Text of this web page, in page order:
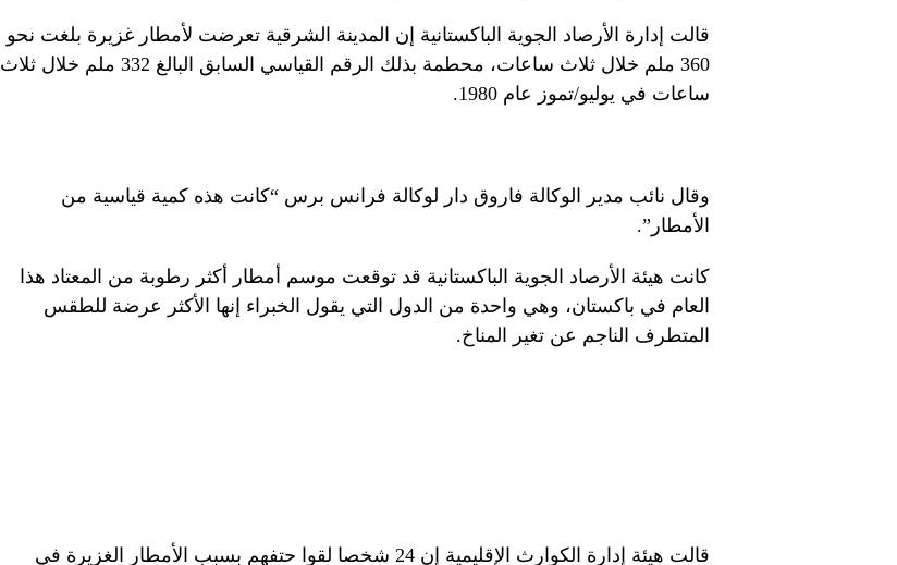
قالت إدارة الأرصاد الجوية الباكستانية إن المدينة الشرقية تعرضت لأمطار غزيرة بلغت نحو
360 ملم خلال ثلاث ساعات، محطمة بذلك الرقم القياسي السابق البالغ 332 ملم خلال ثلاث
ساعات في يوليو/تموز عام 1980.
وقال نائب مدير الوكالة فاروق دار لوكالة فرانس برس “كانت هذه كمية قياسية من
الأمطار”.
كانت هيئة الأرصاد الجوية الباكستانية قد توقعت موسم أمطار أكثر رطوبة من المعتاد هذا
العام في باكستان، وهي واحدة من الدول التي يقول الخبراء إنها الأكثر عرضة للطقس
المتطرف الناجم عن تغير المناخ.
قالت هيئة إدارة الكوارث الإقليمية إن 24 شخصا لقوا حتفهم بسبب الأمطار الغزيرة في